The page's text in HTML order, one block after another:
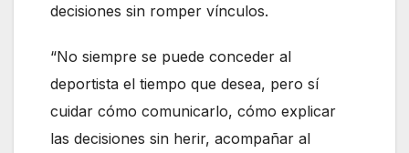
decisiones sin romper vínculos.
“No siempre se puede conceder al
deportista el tiempo que desea, pero sí
cuidar cómo comunicarlo, cómo explicar
las decisiones sin herir, acompañar al